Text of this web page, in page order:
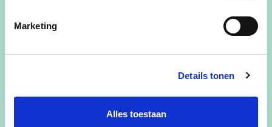
Marketing
Details tonen
Alles toestaan
gepland en wat het kostenplaatje is.
Een transparant plan moet er niet alleen komen
laadpalen voor de elektrische wagens die almaar
meer in ons straatbeeld moeten komen.